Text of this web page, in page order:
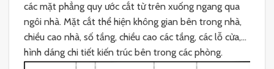
các mặt phẳng quy ước cắt từ trên xuống ngang qua
ngôi nhà. Mặt cắt thể hiện không gian bên trong nhà,
chiều cao nhà, số tầng, chiều cao các tầng, các lỗ cửa,…
hình dáng chi tiết kiến trúc bên trong các phòng.